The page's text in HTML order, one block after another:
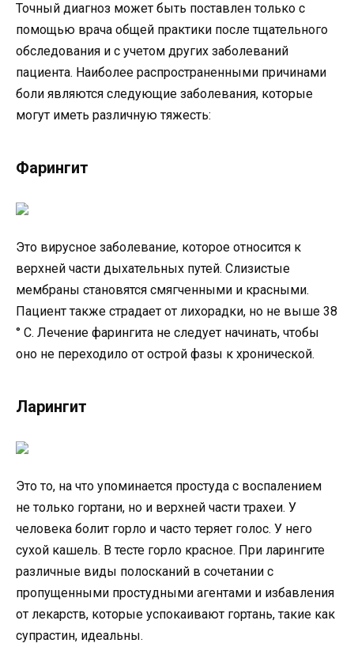
Точный диагноз может быть поставлен только с
помощью врача общей практики после тщательного
обследования и с учетом других заболеваний
пациента. Наиболее распространенными причинами
боли являются следующие заболевания, которые
могут иметь различную тяжесть:
Фарингит
Это вирусное заболевание, которое относится к
верхней части дыхательных путей. Слизистые
мембраны становятся смягченными и красными.
Пациент также страдает от лихорадки, но не выше 38
° С. Лечение фарингита не следует начинать, чтобы
оно не переходило от острой фазы к хронической.
Ларингит
Это то, на что упоминается простуда с воспалением
не только гортани, но и верхней части трахеи. У
человека болит горло и часто теряет голос. У него
сухой кашель. В тесте горло красное. При ларингите
различные виды полосканий в сочетании с
пропущенными простудными агентами и избавления
от лекарств, которые успокаивают гортань, такие как
супрастин, идеальны.